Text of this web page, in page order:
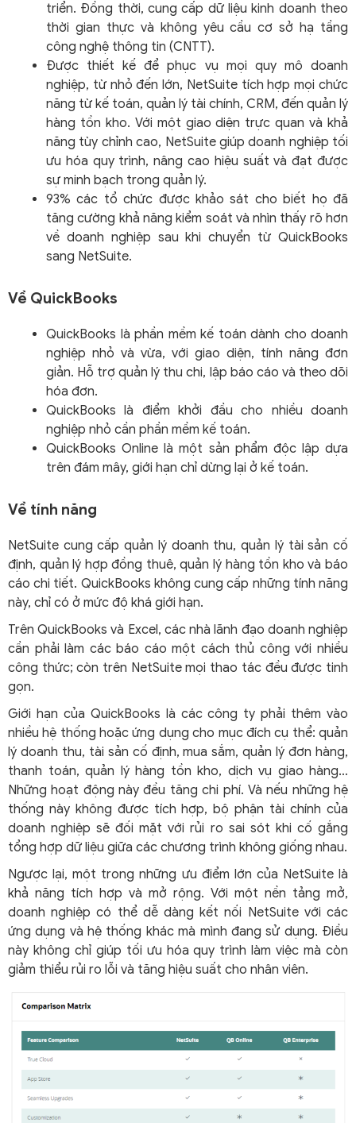
triển. Đồng thời, cung cấp dữ liệu kinh doanh theo
thời gian thực và không yêu cầu cơ sở hạ tầng
công nghệ thông tin (CNTT).
Được thiết kế để phục vụ mọi quy mô doanh
nghiệp, từ nhỏ đến lớn, NetSuite tích hợp mọi chức
năng từ kế toán, quản lý tài chính, CRM, đến quản lý
hàng tồn kho. Với một giao diện trực quan và khả
năng tùy chỉnh cao, NetSuite giúp doanh nghiệp tối
ưu hóa quy trình, nâng cao hiệu suất và đạt được
sự minh bạch trong quản lý.
93% các tổ chức được khảo sát cho biết họ đã
tăng cường khả năng kiểm soát và nhìn thấy rõ hơn
về doanh nghiệp sau khi chuyển từ QuickBooks
sang NetSuite.
Về QuickBooks
QuickBooks là phần mềm kế toán dành cho doanh
nghiệp nhỏ và vừa, với giao diện, tính năng đơn
giản. Hỗ trợ quản lý thu chi, lập báo cáo và theo dõi
hóa đơn.
QuickBooks là điểm khởi đầu cho nhiều doanh
nghiệp nhỏ cần phần mềm kế toán.
QuickBooks Online là một sản phẩm độc lập dựa
trên đám mây, giới hạn chỉ dừng lại ở kế toán.
Về tính năng
NetSuite cung cấp quản lý doanh thu, quản lý tài sản cố
định, quản lý hợp đồng thuê, quản lý hàng tồn kho và báo
cáo chi tiết. QuickBooks không cung cấp những tính năng
này, chỉ có ở mức độ khá giới hạn.
Trên QuickBooks và Excel, các nhà lãnh đạo doanh nghiệp
cần phải làm các báo cáo một cách thủ công với nhiều
công thức; còn trên NetSuite mọi thao tác đều được tinh
gọn.
Giới hạn của QuickBooks là các công ty phải thêm vào
nhiều hệ thống hoặc ứng dụng cho mục đích cụ thể: quản
lý doanh thu, tài sản cố định, mua sắm, quản lý đơn hàng,
thanh toán, quản lý hàng tồn kho, dịch vụ giao hàng…
Những hoạt động này đều tăng chi phí. Và nếu những hệ
thống này không được tích hợp, bộ phận tài chính của
doanh nghiệp sẽ đối mặt với rủi ro sai sót khi cố gắng
tổng hợp dữ liệu giữa các chương trình không giống nhau.
Ngược lại, một trong những ưu điểm lớn của NetSuite là
khả năng tích hợp và mở rộng. Với một nền tảng mở,
doanh nghiệp có thể dễ dàng kết nối NetSuite với các
ứng dụng và hệ thống khác mà mình đang sử dụng. Điều
này không chỉ giúp tối ưu hóa quy trình làm việc mà còn
giảm thiểu rủi ro lỗi và tăng hiệu suất cho nhân viên.